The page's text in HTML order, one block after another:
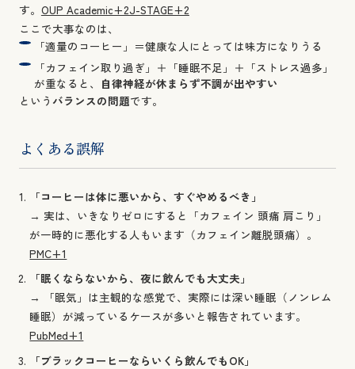
す。 OUP Academic+2J-STAGE+2
ここで大事なのは、
「適量のコーヒー」＝健康な人にとっては味方になりうる
「カフェイン取り過ぎ」＋「睡眠不足」＋「ストレス過多」
が重なると、 自律神経が休まらず不調が出やすい
という バランスの問題です。
よくある誤解
「コーヒーは体に悪いから、すぐやめるべき」
→ 実は、いきなりゼロにすると「カフェイン 頭痛 肩こり」
が一時的に悪化する人もいます（カフェイン離脱頭痛）。
PMC+1
「眠くならないから、夜に飲んでも大丈夫」
→ 「眠気」は主観的な感覚で、実際には深い睡眠（ノンレム
睡眠）が減っているケースが多いと報告されています。
PubMed+1
「ブラックコーヒーならいくら飲んでもOK」